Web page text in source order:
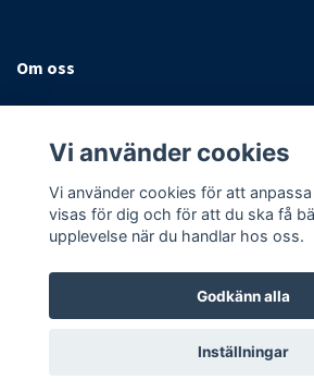
Om oss
Sociala medier
© 2026 Hemmavägg
Vi använder cookies
Vi använder cookies för att
visas för dig och för att du ska få
upplevelse när du handlar hos oss.
Godkänn alla
Inställningar